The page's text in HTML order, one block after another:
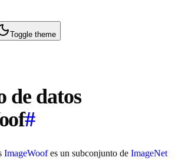
Toggle theme
de datos
#
ImageWoofes un subconjunto de ImageNet